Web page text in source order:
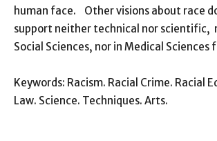
human face. Other visions about race
support neither technical nor scientific,
Social Sciences, nor in Medical Sciences
Keywords: Racism. Racial Crime. Racial
Law. Science. Techniques. Arts.